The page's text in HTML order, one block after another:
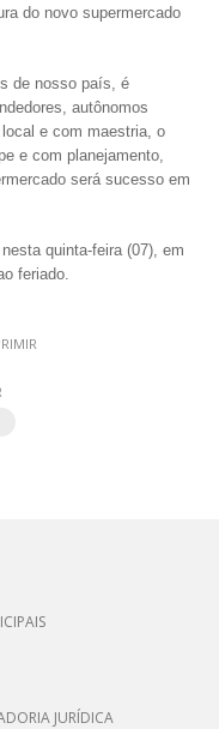
do novo supermercado
de nosso país, é
autônomos
e com maestria, o
e com planejamento,
será sucesso em
quinta-feira (07), em
feriado.
JURÍDICA